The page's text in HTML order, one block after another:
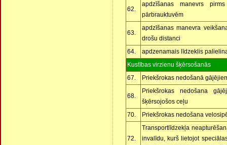
62.
apdzīšanas manevrs
pārbrauktuvēm
63.
apdzīšanas manevra
drošu distanci
64.
apdzenamais līdzeklis
Kustības virzienu šķērsošanās
67.
Priekšrokas nedošanā
68.
Priekšrokas nedošana
šķērsojošos ceļu
70.
Priekšrokas nedošana
72.
Transportlīdzekļa
invalīdu, kurš lietojot